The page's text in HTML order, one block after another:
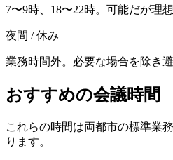
7〜9時、18〜22時。可能だが理
夜間 / 休み
業務時間外。必要な場合を除き
おすすめの会議時間
これらの時間は両都市の標準業
ります。